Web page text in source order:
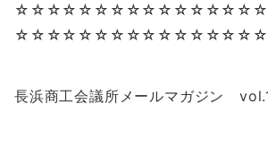
長浜商工会議所メールマガジン